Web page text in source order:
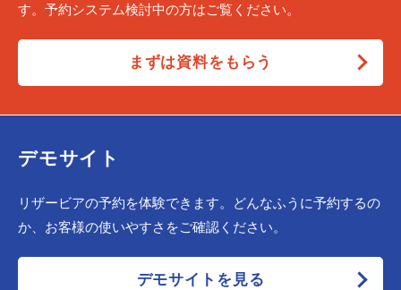
す。予約システム検討中の方はご覧ください。
まずは資料をもらう
デモサイト
リザービアの予約を体験できます。どんなふうに予約するの
か、お客様の使いやすさをご確認ください。
デモサイトを見る